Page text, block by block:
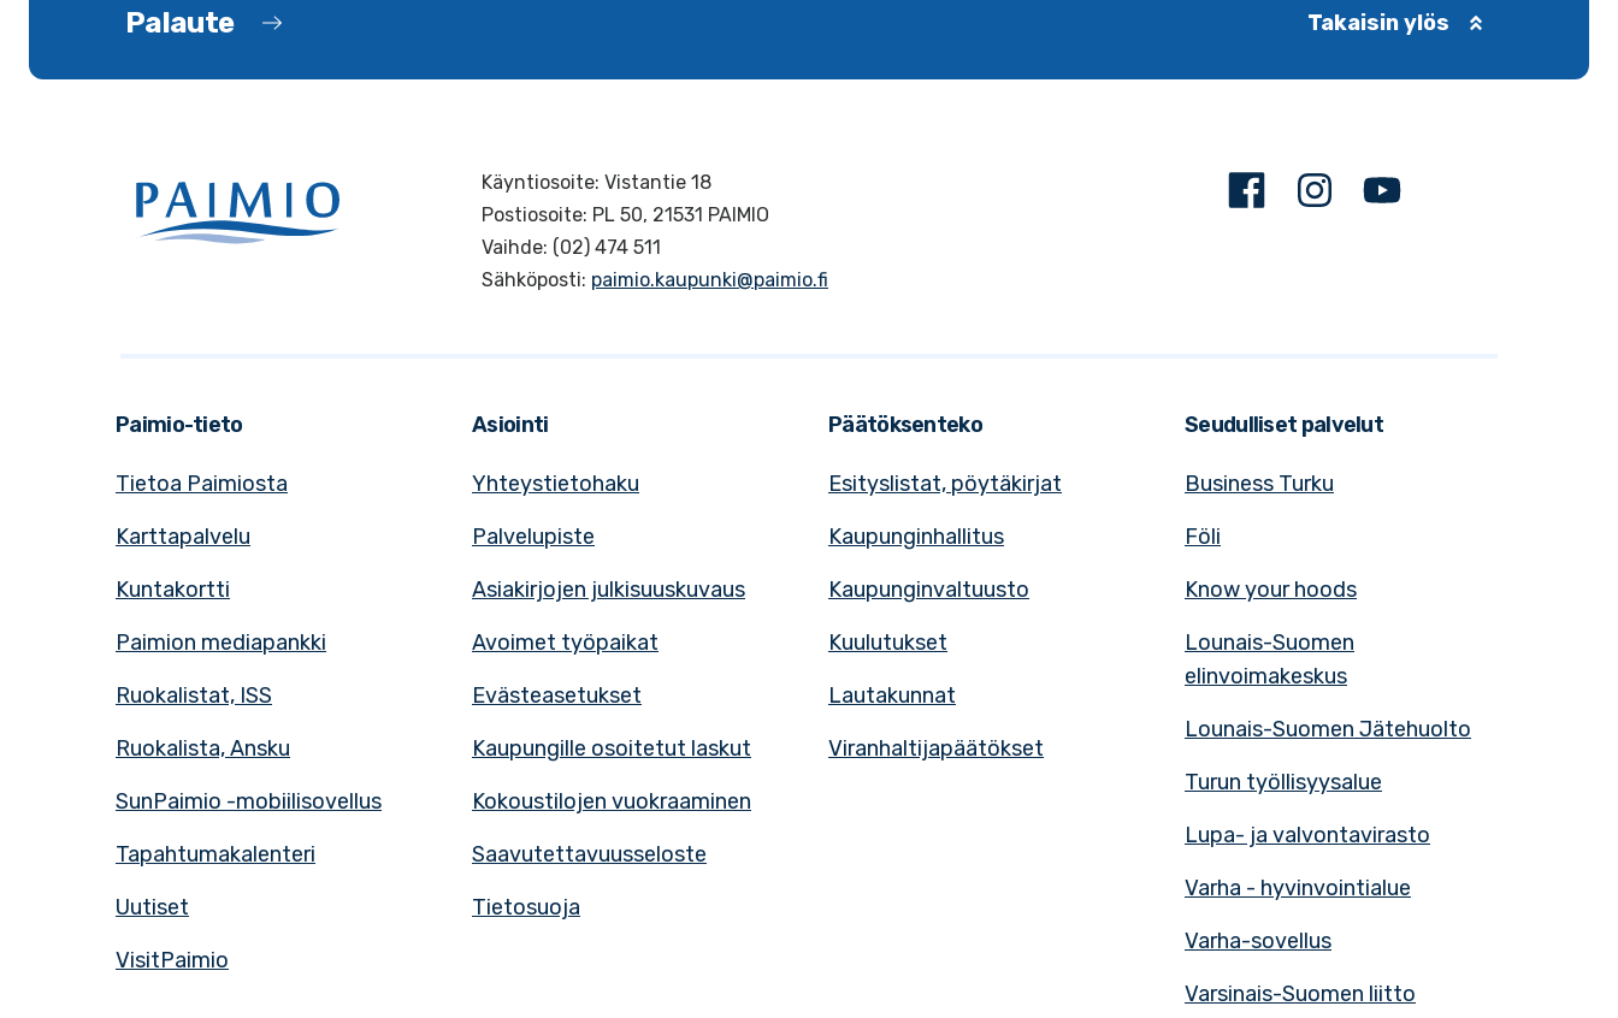
Palaute Takaisin ylös
Käyntiosoite: Vistantie 18
Postiosoite: PL 50, 21531 PAIMIO
Vaihde: (02) 474 511
Sähköposti: paimio.kaupunki@paimio.fi
FacebookInstagram
Paimio-tieto
Tietoa Paimiosta
Karttapalvelu
Kuntakortti
Paimion mediapankki
Ruokalistat, ISS
Ruokalista, Ansku
SunPaimio -mobiilisovellus
Tapahtumakalenteri
Uutiset
VisitPaimio
Asiointi
Yhteystietohaku
Palvelupiste
Asiakirjojen julkisuuskuvaus
Avoimet työpaikat
Evästeasetukset
Kaupungille osoitetut laskut
Kokoustilojen vuokraaminen
Saavutettavuusseloste
Tietosuoja
Päätöksenteko
Esityslistat, pöytäkirjat
Kaupunginhallitus
Kaupunginvaltuusto
Kuulutukset
Lautakunnat
Viranhaltijapäätökset
Seudulliset palvelut
Business Turku
Föli
Know your hoods
Lounais-Suomen
elinvoimakeskus
Lounais-Suomen Jätehuolto
Turun työllisyysalue
Lupa- ja valvontavirasto
Varha - hyvinvointialue
Varha-sovellus
Varsinais-Suomen liitto